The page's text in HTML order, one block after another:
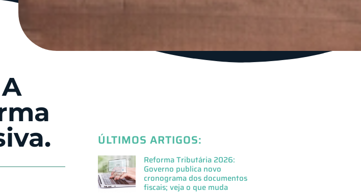
ÚLTIMOS ARTIGOS:
Reforma Tributária 2026:
Governo publica novo
cronograma dos documentos
fiscais; veja o que muda